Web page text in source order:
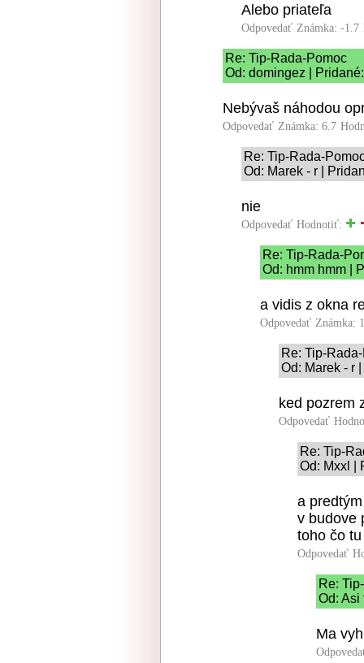
Alebo priateľa
Odpovedať Známka: -1.7
Re: Tip-Rada-Pomoc
Od: domingez |
Nebývaš náhodou
Odpovedať Známka: 6.7
Re: Tip-Rada-
Od: Marek - r |
nie
Odpovedať Hodnotiť:
Re: Tip-Rada-
Od: hmm hmm |
a vidis z okna
Odpovedať Známka:
Re: Tip-
Od: Marek - r
ked pozrem
Odpovedať
Re: Tip-
Od: Mxxl |
a
v budove
toho čo
Odpovedať
Re:
Od: Asi
Ma